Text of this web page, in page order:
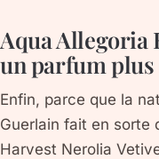
Aqua Allegoria
un parfum plus
Enfin, parce que la
Guerlain fait en sorte
Harvest Nerolia